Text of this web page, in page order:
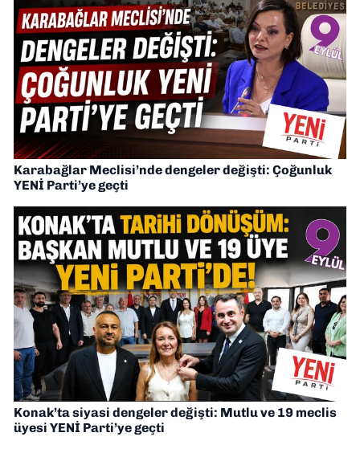
Karabağlar Meclisi’nde dengeler değişti: Çoğunluk
YENİ Parti’ye geçti
Konak’ta siyasi dengeler değişti: Mutlu ve 19 meclis
üyesi YENİ Parti’ye geçti